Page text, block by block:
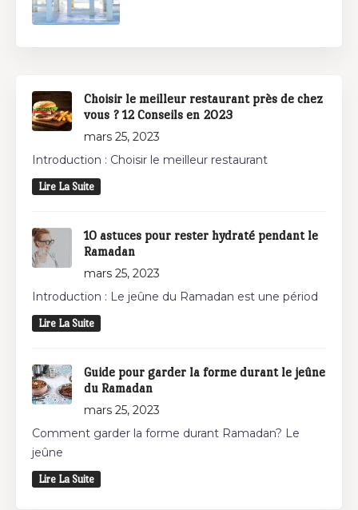
Choisir le meilleur restaurant près de chez
vous ? 12 Conseils en 2023
mars 25, 2023
Introduction : Choisir le meilleur restaurant
Lire La Suite
10 astuces pour rester hydraté pendant le
Ramadan
mars 25, 2023
Introduction : Le jeûne du Ramadan est une périod
Lire La Suite
Guide pour garder la forme durant le jeûne
du Ramadan
mars 25, 2023
Comment garder la forme durant Ramadan? Le
jeûne
Lire La Suite